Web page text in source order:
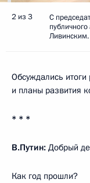
2 из 3
С
Ливинским.
Обсуждались
и планы развития
* * *
В.Путин: Добрый
Как год прошли?